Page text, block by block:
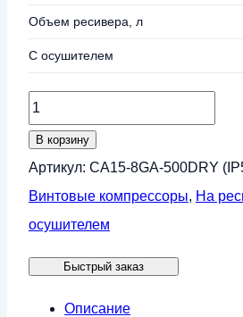
Объем ресивера, л
С осушителем
Количество
товара
Винтовой
компрессор
CrossAir
8GA-
500DRY
В корзину
Артикул: CA15-8GA-500DRY
Винтовые компрессоры, На
осушителем
Быстрый заказ
Описание